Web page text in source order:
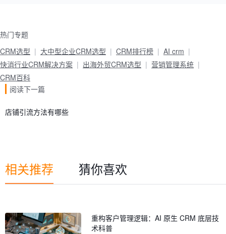
热门专题
CRM选型
大中型企业CRM选型 CRM排行榜
AI crm
快消行业CRM解决方案
出海外贸CRM选型
营销管理系统
CRM百科
阅读下一篇
店铺引流方法有哪些
相关推荐 猜你喜欢
重构客户管理逻辑：AI 原生 CRM 底层技
术科普